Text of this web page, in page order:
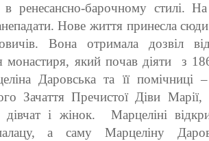
ренесансно-барочному стилі.
Нове життя принесла
Вона отримала дозвіл
монастиря, який почав діяти з
Даровська та її помічниці
Зачаття Пречистої Діви Марії,
дівчат і жінок. Марцеліні
а саму Марцеліну